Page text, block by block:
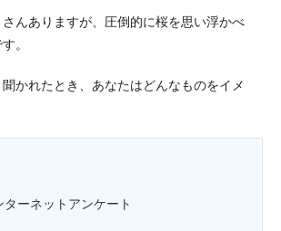
んありますが、圧倒的に桜を思い浮かべ
。
聞かれたとき、あなたはどんなものをイメ
ーネットアンケート